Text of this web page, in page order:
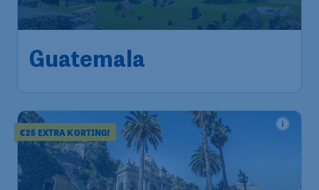
Brussels, Luchthaven Brussel
,
luchthaven La Aurora
Heenreis:
14 dec.
€25 EXTRA KORTING!